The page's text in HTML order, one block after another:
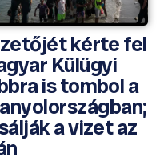
kérte fel
Külügyi
is tombol a
a vizet az